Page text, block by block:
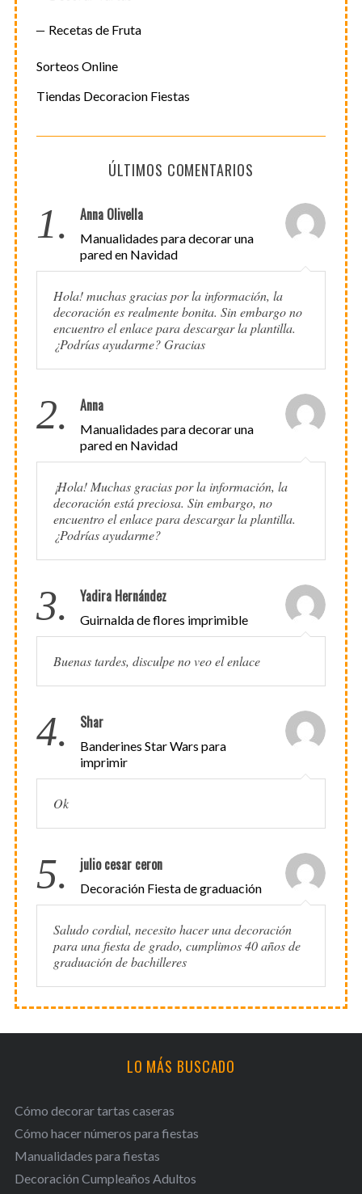
Recetas de Fruta
Sorteos Online
Tiendas Decoracion Fiestas
ÚLTIMOS COMENTARIOS
1. Anna Olivella
Manualidades para decorar una
pared en Navidad
Hola! muchas gracias por la información, la
decoración es realmente bonita. Sin embargo no
encuentro el enlace para descargar la plantilla.
¿Podrías ayudarme? Gracias
2. Anna
Manualidades para decorar una
pared en Navidad
¡Hola! Muchas gracias por la información, la
decoración está preciosa. Sin embargo, no
encuentro el enlace para descargar la plantilla.
¿Podrías ayudarme?
3. Yadira Hernández
Guirnalda de flores imprimible
Buenas tardes, disculpe no veo el enlace
4. Shar
Banderines Star Wars para
imprimir
Ok
5. julio cesar ceron
Decoración Fiesta de graduación
Saludo cordial, necesito hacer una decoración
para una fiesta de grado, cumplimos 40 años de
graduación de bachilleres
LO MÁS BUSCADO
Cómo decorar tartas caseras
Cómo hacer números para fiestas
Manualidades para fiestas
Decoración Cumpleaños Adultos